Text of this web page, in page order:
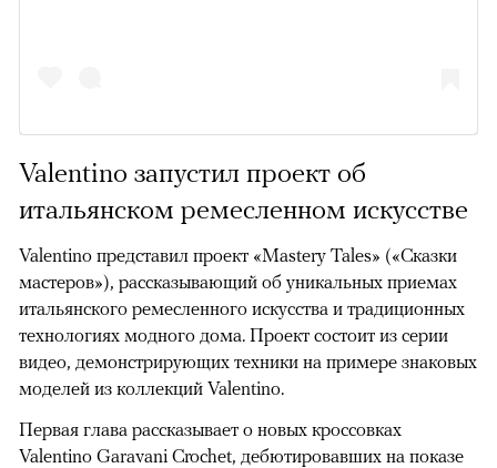
Valentino запустил проект об
итальянском ремесленном искусстве
Valentino представил проект «Mastery Tales» («Сказки
мастеров»), рассказывающий об уникальных приемах
итальянского ремесленного искусства и традиционных
технологиях модного дома. Проект состоит из серии
видео, демонстрирующих техники на примере знаковых
моделей из коллекций Valentino.
Первая глава рассказывает о новых кроссовках
Valentino Garavani Crochet, дебютировавших на показе